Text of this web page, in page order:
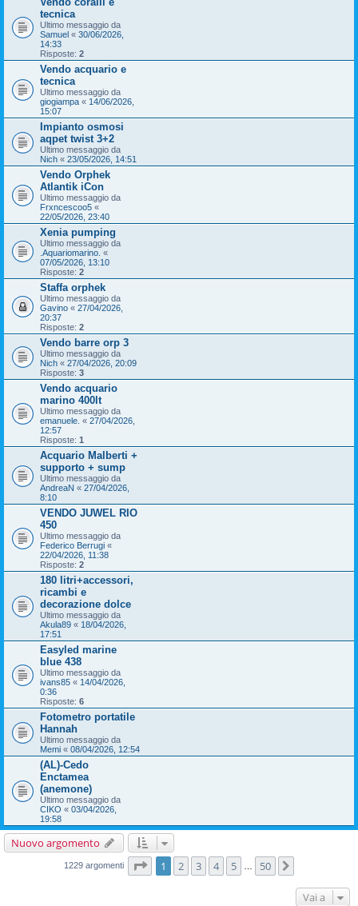
tecnica
Ultimo messaggio da
Samuel « 30/06/2026,
14:33
Risposte: 2
Vendo acquario e
tecnica
Ultimo messaggio da
giogiampa « 14/06/2026,
15:07
Impianto osmosi
aqpet twist 3+2
Ultimo messaggio da
Nich « 23/05/2026, 14:51
Vendo Orphek
Atlantik iCon
Ultimo messaggio da
Frxncescoo5 «
22/05/2026, 23:40
Xenia pumping
Ultimo messaggio da
.Aquariomarino. «
07/05/2026, 13:10
Risposte: 2
Staffa orphek
Ultimo messaggio da
Gavino « 27/04/2026,
20:37
Risposte: 2
Vendo barre orp 3
Ultimo messaggio da
Nich « 27/04/2026, 20:09
Risposte: 3
Vendo acquario
marino 400lt
Ultimo messaggio da
emanuele. « 27/04/2026,
12:57
Risposte: 1
Acquario Malberti +
supporto + sump
Ultimo messaggio da
AndreaN « 27/04/2026,
8:10
VENDO JUWEL RIO
450
Ultimo messaggio da
Federico Berrugi «
22/04/2026, 11:38
Risposte: 2
180 litri+accessori,
ricambi e
decorazione dolce
Ultimo messaggio da
Akula89 « 18/04/2026,
17:51
Easyled marine
blue 438
Ultimo messaggio da
ivans85 « 14/04/2026,
0:36
Risposte: 6
Fotometro portatile
Hannah
Ultimo messaggio da
Memi « 08/04/2026, 12:54
(AL)-Cedo
Enctamea
(anemone)
Ultimo messaggio da
CIKO « 03/04/2026,
19:58
Nuovo argomento
1229 argomenti Pagina1 di
1 2 3 4 5 … 50
Vai a